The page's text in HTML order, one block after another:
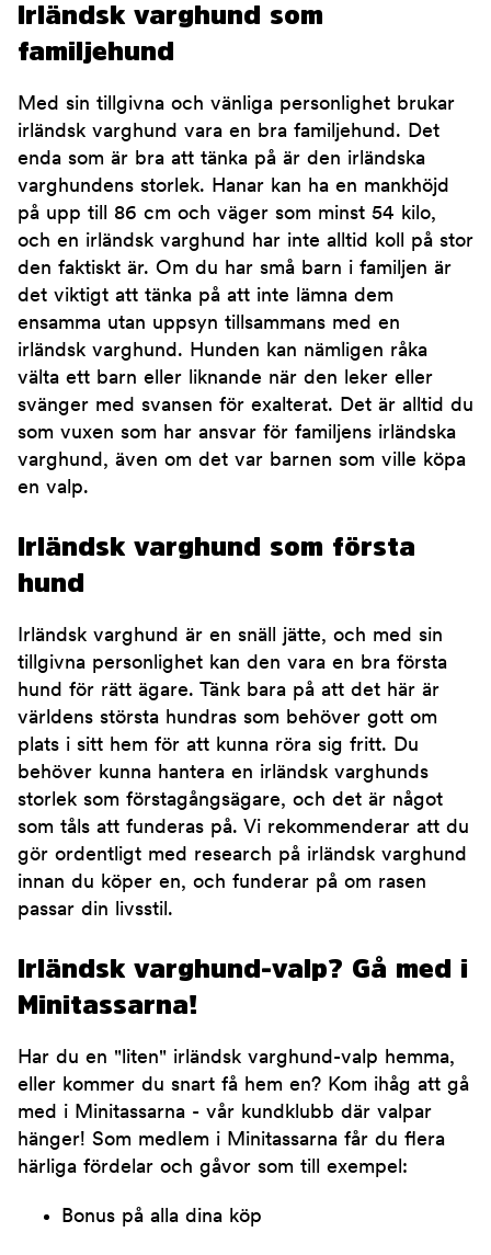
Irländsk varghund som
familjehund
Med sin tillgivna och vänliga personlighet brukar
irländsk varghund vara en bra familjehund. Det
enda som är bra att tänka på är den irländska
varghundens storlek. Hanar kan ha en mankhöjd
på upp till 86 cm och väger som minst 54 kilo,
och en irländsk varghund har inte alltid koll på stor
den faktiskt är. Om du har små barn i familjen är
det viktigt att tänka på att inte lämna dem
ensamma utan uppsyn tillsammans med en
irländsk varghund. Hunden kan nämligen råka
välta ett barn eller liknande när den leker eller
svänger med svansen för exalterat. Det är alltid du
som vuxen som har ansvar för familjens irländska
varghund, även om det var barnen som ville köpa
en valp.
Irländsk varghund som första
hund
Irländsk varghund är en snäll jätte, och med sin
tillgivna personlighet kan den vara en bra första
hund för rätt ägare. Tänk bara på att det här är
världens största hundras som behöver gott om
plats i sitt hem för att kunna röra sig fritt. Du
behöver kunna hantera en irländsk varghunds
storlek som förstagångsägare, och det är något
som tåls att funderas på. Vi rekommenderar att du
gör ordentligt med research på irländsk varghund
innan du köper en, och funderar på om rasen
passar din livsstil.
Irländsk varghund-valp? Gå med i
Minitassarna!
Har du en "liten" irländsk varghund-valp hemma,
eller kommer du snart få hem en? Kom ihåg att gå
med i Minitassarna - vår kundklubb där valpar
hänger! Som medlem i Minitassarna får du flera
härliga fördelar och gåvor som till exempel:
Bonus på alla dina köp